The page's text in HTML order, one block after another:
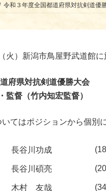
令和３年度全国都道府県対抗剣道優
火）新潟市鳥屋野武道館
府県対抗剣道優勝大会
内知宏監督）
てはポジションから個別
長谷川功成
長谷川碩亮
木村 友哉